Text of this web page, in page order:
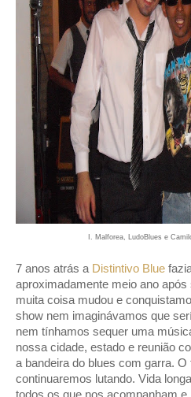
I. Malforea, LudoBlues e
7 anos atrás a Distintivo Blue
aproximadamente meio ano
muita coisa mudou e
show nem imaginávamos que
nem tínhamos sequer uma
nossa cidade, estado e reunião
a bandeira do blues com garra.
continuaremos lutando. Vida